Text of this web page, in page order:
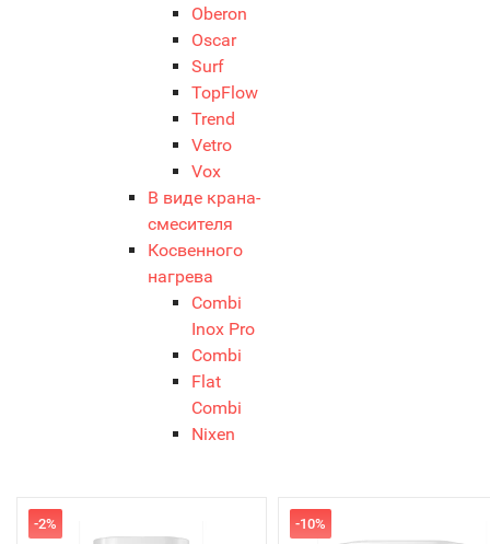
Oberon
Oscar
Surf
TopFlow
Trend
Vetro
Vox
В виде крана-
смесителя
Косвенного
нагрева
Combi
Inox Pro
Combi
Flat
Combi
Nixen
-2% -10%